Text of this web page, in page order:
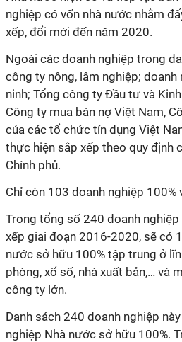
nghiệp có vốn nhà nước nhằm
xếp, đổi mới đến năm 2020.
Ngoài các doanh nghiệp trong
công ty nông, lâm nghiệp; doanh
ninh; Tổng công ty Đầu tư và
Công ty mua bán nợ Việt Nam,
của các tổ chức tín dụng Việt
thực hiện sắp xếp theo quy định
Chính phủ.
Chỉ còn 103 doanh nghiệp 100%
Trong tổng số 240 doanh
xếp giai đoạn 2016-2020, sẽ có
nước sở hữu 100% tập trung ở
phòng, xổ số, nhà xuất bản,… và
công ty lớn.
Danh sách 240 doanh nghiệp
nghiệp Nhà nước sở hữu 100%.